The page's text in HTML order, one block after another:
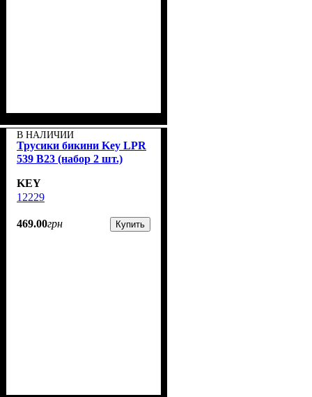
В НАЛИЧИИ
Трусики бикини Key LPR
539 B23 (набор 2 шт.)
KEY
12229
469.00грн Купить